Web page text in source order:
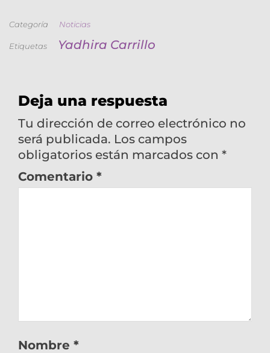
Categoría Noticias
Etiquetas Yadhira Carrillo
Deja una respuesta
Tu dirección de correo electrónico no
será publicada. Los campos
obligatorios están marcados con *
Comentario *
Nombre *